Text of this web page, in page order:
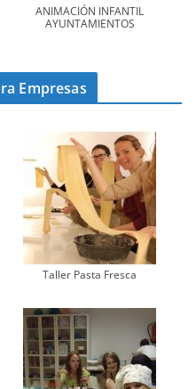
ANIMACIÓN INFANTIL
AYUNTAMIENTOS
Empresas
Taller Pasta Fresca